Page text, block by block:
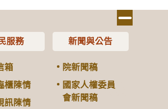
服務
箱
櫃陳情
訊陳情
新聞與公告
院新聞稿
國家人權委員
會新聞稿